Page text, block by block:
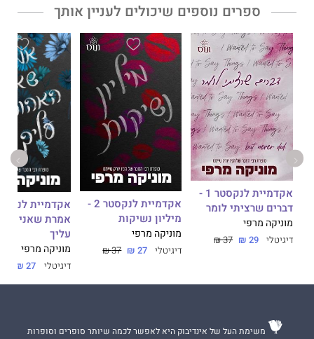
הנישואים שלנו אולי נראים כמו אגדה, אבל כוחות חיצוניים מאיימים
להפריד בינינו. האם הם לא מבינים ששום דבר לא ירחיק אותי
משרלוט? לא המשפחה שלי. גם לא המשפחה שלה. מה שהתחיל
כמערכת יחסים מזויפת התפתח למשהו הרבה יותר. משהו עמוק יותר.
וכאשר שרלוט נלקחת ממני, אני יוצא לפעולה, נחוש להציל אותה.
היא שלי. אין דבר שימנע ממני להיות איתה. שום דבר ארור.
ספרים נוספים שיכולים לעניין אותך
אקדמיית לנקסטר 1 -
דברים שרציתי לומר
מוניקה מרפי
דיגיטלי 29 ₪
37 ₪
אקדמיית לנקסטר 2 -
מיליון נשיקות
מוניקה מרפי
דיגיטלי 27 ₪
37 ₪
אמרת שאני
עליך
מוניקה מרפי
דיגיטלי 27 ₪
משימת העל של אינדיבוק היא לאפשר לכמה שיותר סופרים וסופרות